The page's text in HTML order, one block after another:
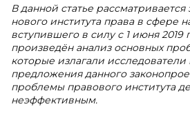
В данной статье
нового института права в сфере
вступившего в силу с 1 июня 2019
произведён анализ основных
которые излагали
предложения данного
проблемы правового института
неэффективным.